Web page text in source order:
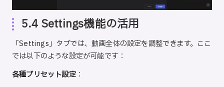
5.4 Settings機能の活用
「Settings」タブでは、動画全体の設定を調整できます。ここ
では以下のような設定が可能です：
各種プリセット設定：